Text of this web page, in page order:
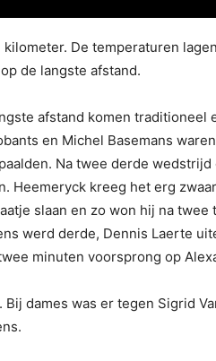
De temperaturen
de langste afstand.
afstand komen traditioneel
en Michel Basemans
Na twee derde wedstrijd
Heemeryck kreeg het erg
slaan en zo won hij na twee
werd derde, Dennis Laerte
minuten voorsprong op
dames was er tegen Sigrid